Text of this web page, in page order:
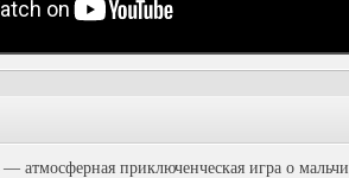
— атмосферная приключенческая игра о